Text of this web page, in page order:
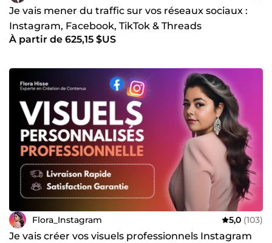
Je vais mener du traffic sur vos réseaux sociaux :
Instagram, Facebook, TikTok & Threads
À partir de 625,15 $US
Flora_Instagram 5,0 (103)
Je vais créer vos visuels professionnels Instagram